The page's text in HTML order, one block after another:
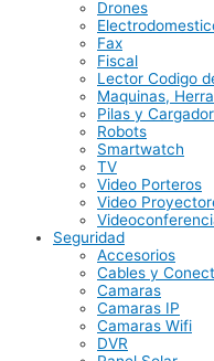
Drones
Fax
Fiscal
Lector Codigo
Maquinas,
Pilas y
Robots
Smartwatch
TV
Video Porteros
Video
Seguridad
Accesorios
Cables y
Camaras
Camaras IP
Camaras Wifi
DVR